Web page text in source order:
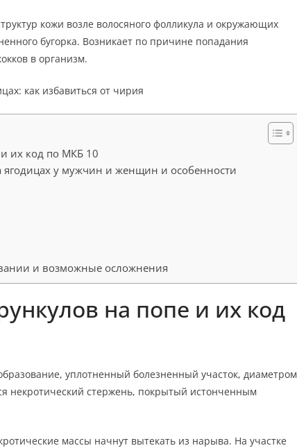
кожи возле волосяного фолликула и окружающих
бугорка. Возникает по причине попадания
в организм.
их код по МКБ 10
у мужчин и женщин и особенности
и возможные осложнения
на попе и их код
уплотненный болезненный участок, диаметром
некротический стержень, покрытый истонченным
массы начнут вытекать из нарыва. На участке